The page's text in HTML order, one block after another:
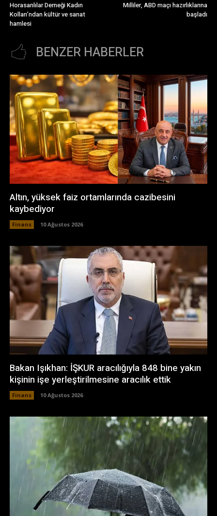
Horasanlılar Derneği Kadın
Kolları’ndan kültür ve sanat
hamlesi
Milliler, ABD maçı hazırlıklarına
başladı
BENZER HABERLER
Altın, yüksek faiz ortamlarında cazibesini
kaybediyor
Finans 10 Ağustos 2026
Bakan Işıkhan: İŞKUR aracılığıyla 848 bine yakın
kişinin işe yerleştirilmesine aracılık ettik
Finans 10 Ağustos 2026